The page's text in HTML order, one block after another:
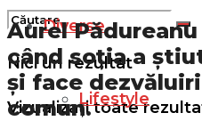
Nici un rezultat
Vizualizați toate
Diverse
Lifestyle
Aurel
când soția a
și face
comun.